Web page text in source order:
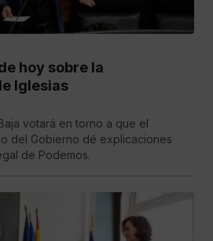
hoy sobre la
Iglesias
votará en torno a que el
del Gobierno dé explicaciones
de Podemos.